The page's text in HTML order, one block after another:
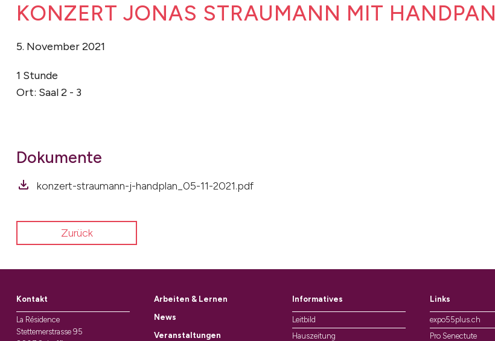
KONZERT JONAS STRAUMANN MIT HANDPAN
5. November 2021
1 Stunde
Ort: Saal 2 - 3
Dokumente
konzert-straumann-j-handplan_05-11-2021.pdf
Zurück
Kontakt
La Résidence
Stettemerstrasse 95
Arbeiten & Lernen
News
Veranstaltungen
Informatives
Leitbild
Hauszeitung
Links
expo55plus.ch
Pro Senectute